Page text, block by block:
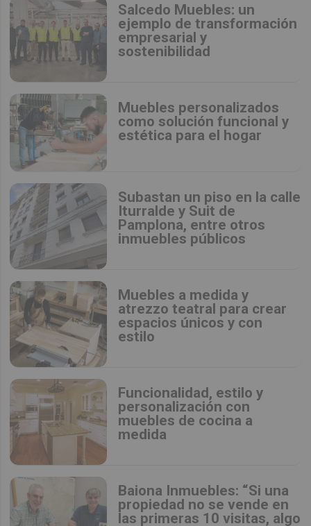
Salcedo Muebles: un
ejemplo de transformación
empresarial y
sostenibilidad
Muebles personalizados
como solución funcional y
estética para el hogar
Subastan un piso en la calle
Iturralde y Suit de
Pamplona, entre otros
inmuebles públicos
Muebles a medida y
atrezzo teatral para crear
espacios únicos y con
estilo
Funcionalidad, estilo y
personalización con
muebles de cocina a
medida
Baiona Inmuebles: “Si una
propiedad no se vende en
las primeras 10 visitas, algo